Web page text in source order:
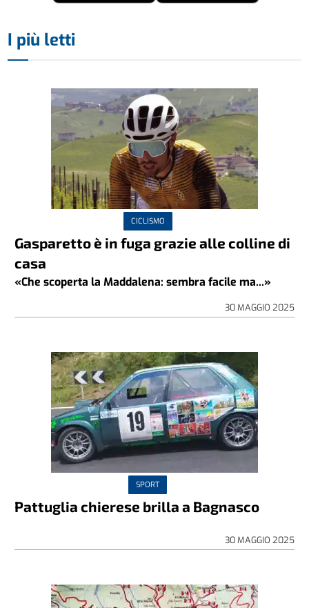
I più letti
CICLISMO
Gasparetto è in fuga grazie alle colline di
casa
«Che scoperta la Maddalena: sembra facile ma...»
30 MAGGIO 2025
SPORT
Pattuglia chierese brilla a Bagnasco
30 MAGGIO 2025